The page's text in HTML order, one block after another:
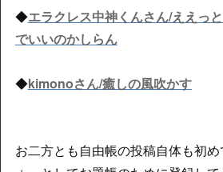
◆エラクレス中神くんさん/ええっ
でいいのかしらん
◆kimonoさん/癒しの風吹かす
お二方とも自由帳の投稿自体も初